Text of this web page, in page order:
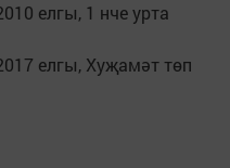
елгы, 1 нче урта
елгы, Хуҗамәт төп